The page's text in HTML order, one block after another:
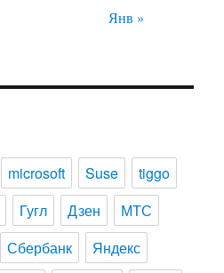
Янв »
microsoft Suse
tiggo
Гугл Дзен
МТС
Сбербанк
Яндекс